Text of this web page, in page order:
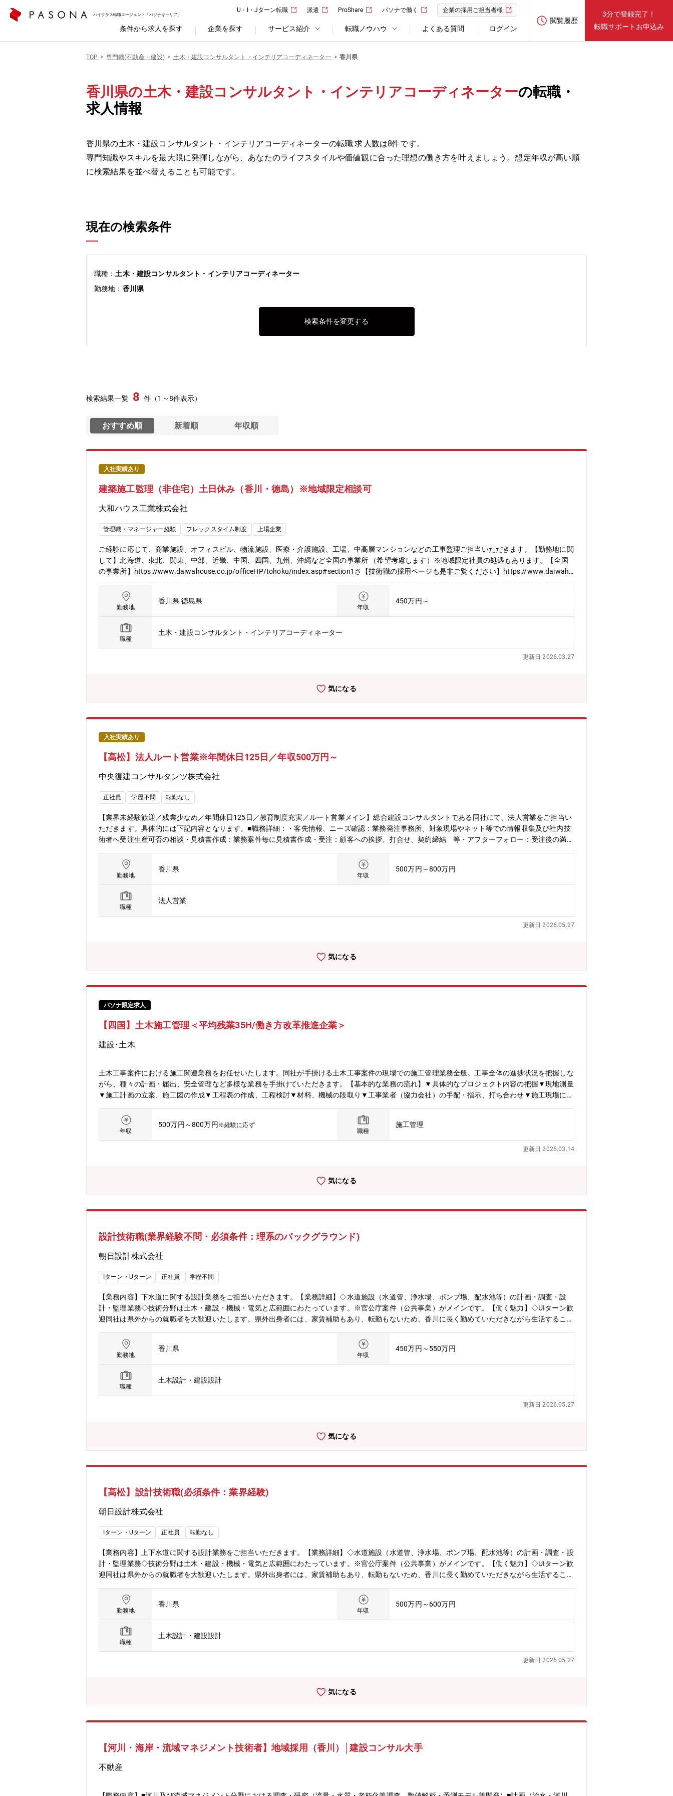
ハイクラス転職エージェント「パソナキャリア」
U・I・Jターン転職 派遣 ProShare パソナで働く 企業の採用ご担当者様
条件から求人を探す 企業を探す サービス紹介 転職ノウハウ よくある質問 ログイン
閲覧履歴
3分で登録完了！
転職サポートお申込み
TOP 専門職(不動産・建設) 土木・建設コンサルタント・インテリアコーディネーター 香川県
香川県の土木・建設コンサルタント・インテリアコーディネーターの転職・
求人情報
香川県の土木・建設コンサルタント・インテリアコーディネーターの転職 求人数は8件です。
専門知識やスキルを最大限に発揮しながら、あなたのライフスタイルや価値観に合った理想の働き方を叶えましょう。想定年収が高い順
に検索結果を並べ替えることも可能です。
現在の検索条件
職種： 土木・建設コンサルタント・インテリアコーディネーター
勤務地： 香川県
検索条件を変更する
検索結果一覧 8 件（1～8件表示）
おすすめ順 新着順 年収順
入社実績あり
建築施工監理（非住宅）土日休み（香川・徳島）※地域限定相談可
大和ハウス工業株式会社
管理職・マネージャー経験 フレックスタイム制度 上場企業
ご経験に応じて、商業施設、オフィスビル、物流施設、医療・介護施設、工場、中高層マンションなどの工事監理ご担当いただきます。【勤務地に関
して】北海道、東北、関東、中部、近畿、中国、四国、九州、沖縄など全国の事業所 （希望考慮します）※地域限定社員の処遇もあります。【全国
の事業所】https://www.daiwahouse.co.jp/officeHP/tohoku/index.asp#section1さ【技術職の採用ページも是非ご覧ください】https://www.daiwaho
勤務地
香川県 徳島県
年収
450万円～
職種
土木・建設コンサルタント・インテリアコーディネーター
更新日 2026.03.27
気になる
入社実績あり
【高松】法人ルート営業※年間休日125日／年収500万円～
中央復建コンサルタンツ株式会社
正社員 学歴不問 転勤なし
【業界未経験歓迎／残業少なめ／年間休日125日／教育制度充実／ルート営業メイン】総合建設コンサルタントである同社にて、法人営業をご担当い
ただきます。具体的には下記内容となります。■職務詳細：・客先情報、ニーズ確認：業務発注事務所、対象現場やネット等での情報収集及び社内技
術者へ受注生産可否の相談・見積書作成：業務案件毎に見積書作成・受注：顧客への挨拶、打合せ、契約締結 等・アフターフォロー：受注後の満足
理や、社内各技術グループの方々と連携しながら、見積書作成、折衝、受注、入金管理までの業務をお任せいたします。■入社後の流れ：入社後1年
を目安に上司・先輩社員によるOJTを中心とした教育・研修を行います。定期的に本社で若手勉強会も開催されており、1年以上にわたり基本的な研
修から受けられるので業界未経験でも安心です。■働き方：基本的には月の残業10～20時間程度と無理なく働いていただけます。PCが20時で自動的
にシャットダウンされるなど、会社全体で働きやすい環境を整えております。年間休日125日でお休みもしっかりとっていただくことができ、ワーク
ライフバランスが整っています。■同社について：同社は、創業70年を超える総合建設コンサルタントのパイオニアです。国内外の鉄道・道路・橋梁
などの社会インフラの計画や設計、三次元化技術、社会インフラマネジメント、まちづくりコーディネートなどの総合的な分野で、社会のニーズを先
勤務地
香川県
年収
500万円～800万円
職種
法人営業
更新日 2026.05.27
気になる
パソナ限定求人
【四国】土木施工管理＜平均残業35H/働き方改革推進企業＞
建設･土木
土木工事案件における施工関連業務をお任せいたします。同社が手掛ける土木工事案件の現場での施工管理業務全般。工事全体の進捗状況を把握しな
がら、種々の計画・届出、安全管理など多様な業務を手掛けていただきます。【基本的な業務の流れ】▼具体的なプロジェクト内容の把握▼現地測量
▼施工計画の立案、施工図の作成▼工程表の作成、工程検討▼材料、機械の段取り▼工事業者（協力会社）の手配・指示、打ち合わせ▼施工現場にお
所長として発注者や監督者との折衝、業務推進を担当した後、作業所長として施工計画の査定や設計事務所との折衝、部下の指導・育成に従事しま
す。・本社にて各支店の業務統括に携わる道もあります。【魅力ポイント】■国内の土木工事の受注増加による増員募集！大規模な案件に携わる事で
ご自身のスキルを磨く事のできる環境です。■残業時間は外勤の方が約35H、内勤の方が約２０Hと、同社の社長自ら働き方改革を進めており、業務
サポート職を設置するなど、残業時間を減らしながら、業務もしっかりと完了させられる体制を整えています。■ICT化や技術開発にも積極的な企業
年収
500万円～800万円 ※経験に応ず
職種
施工管理
更新日 2025.03.14
気になる
設計技術職(業界経験不問・必須条件：理系のバックグラウンド)
朝日設計株式会社
Iターン・Uターン 正社員 学歴不問
【業務内容】下水道に関する設計業務をご担当いただきます。【業務詳細】◇水道施設（水道管、浄水場、ポンプ場、配水池等）の計画・調査・設
計・監理業務◇技術分野は土木・建設・機械・電気と広範囲にわたっています。※官公庁案件（公共事業）がメインです。【働く魅力】◇UIターン歓
迎同社は県外からの就職者を大歓迎いたします。県外出身者には、家賃補助もあり、転勤もないため、香川に長く勤めていただきながら生活すること
できる環境です。【同社について】◇安定した経営昭和39年創立後から一貫して、地域に根差した水道コンサルティングを展開しています。借入金
もなく無借金経営の安定した会社です。仕事の95％以上が公共事業で民間の割合が少ないため、債権未回収による倒産のリスクが皆無です。◇信頼
されている企業創業以来、地域密着の水道事業に携わり、顧客からの多くの信頼を獲得しています。また、（公社）全国上下水道コンサルタント協会
中四国支部の支部長（2016.4～2022.3）を務めるなど、協会からも信頼されている企業です。地元香川県では、平成29年5月に一般社団法人香川県上
下水道測量設計業協会を設立し、会員数15社（令和7年5月現在）の協会の会長として、地元コンサルタントとして、地域貢献に努めるとともに地元
コンサルタントを積極的に活用していただけるよう要望活動等、尽力しています。
勤務地
香川県
年収
450万円～550万円
職種
土木設計・建設設計
更新日 2026.05.27
気になる
【高松】設計技術職(必須条件：業界経験)
朝日設計株式会社
Iターン・Uターン 正社員 転勤なし
【業務内容】上下水道に関する設計業務をご担当いただきます。【業務詳細】◇水道施設（水道管、浄水場、ポンプ場、配水池等）の計画・調査・設
計・監理業務◇技術分野は土木・建設・機械・電気と広範囲にわたっています。※官公庁案件（公共事業）がメインです。【働く魅力】◇UIターン歓
迎同社は県外からの就職者を大歓迎いたします。県外出身者には、家賃補助もあり、転勤もないため、香川に長く勤めていただきながら生活すること
できる環境です。【同社について】◇安定した経営昭和39年創立後から一貫して、地域に根差した水道コンサルティングを展開しています。借入金
もなく無借金経営の安定した会社です。仕事の95％以上が公共事業で民間の割合が少ないため、債権未回収による倒産のリスクが皆無です。◇信頼
されている企業創業以来、地域密着の水道事業に携わり、顧客からの多くの信頼を獲得しています。また、（公社）全国上下水道コンサルタント協会
中四国支部の支部長（2016.4～2022.3）を務めるなど、協会からも信頼されている企業です。地元香川県では、平成29年5月に一般社団法人香川県上
下水道測量設計業協会を設立し、会員数15社（令和7年5月現在）の協会の会長として、地元コンサルタントとして、地域貢献に努めるとともに地元
コンサルタントを積極的に活用していただけるよう要望活動等、尽力しています。
勤務地
香川県
年収
500万円～600万円
職種
土木設計・建設設計
更新日 2026.05.27
気になる
【河川・海岸・流域マネジメント技術者】地域採用（香川）│建設コンサル大手
不動産